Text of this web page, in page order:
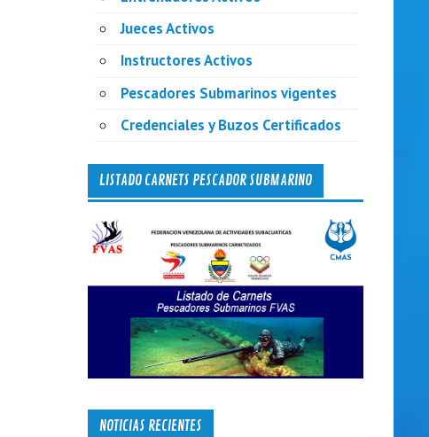
Jueces Activos
Instructores Activos
Pescadores Submarinos vigentes
Credenciales y Buzos Certificados
LISTADO CARNETS PESCADOR SUBMARINO
NOTICIAS RECIENTES